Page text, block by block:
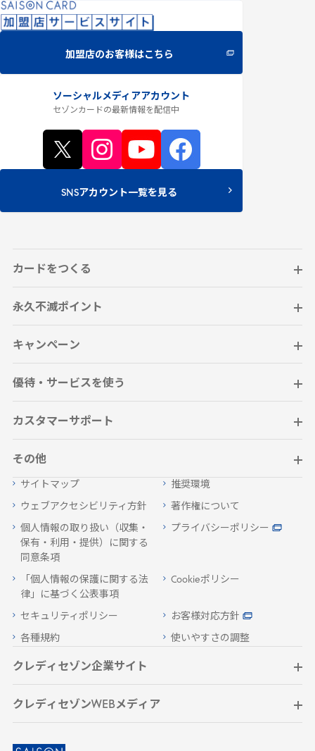
加盟店のお客様はこちら
ソーシャルメディアアカウント
セゾンカードの最新情報を配信中
SNSアカウント一覧を見る
カードをつくる
永久不滅ポイント
キャンペーン
優待・サービスを使う
カスタマーサポート
その他
サイトマップ 推奨環境
ウェブアクセシビリティ方針 著作権について
個人情報の取り扱い（収集・
保有・利用・提供）に関する
同意条項
プライバシーポリシー
「個人情報の保護に関する法
律」に基づく公表事項
Cookieポリシー
セキュリティポリシー お客様対応方針
各種規約 使いやすさの調整
クレディセゾン企業サイト
クレディセゾンWEBメディア